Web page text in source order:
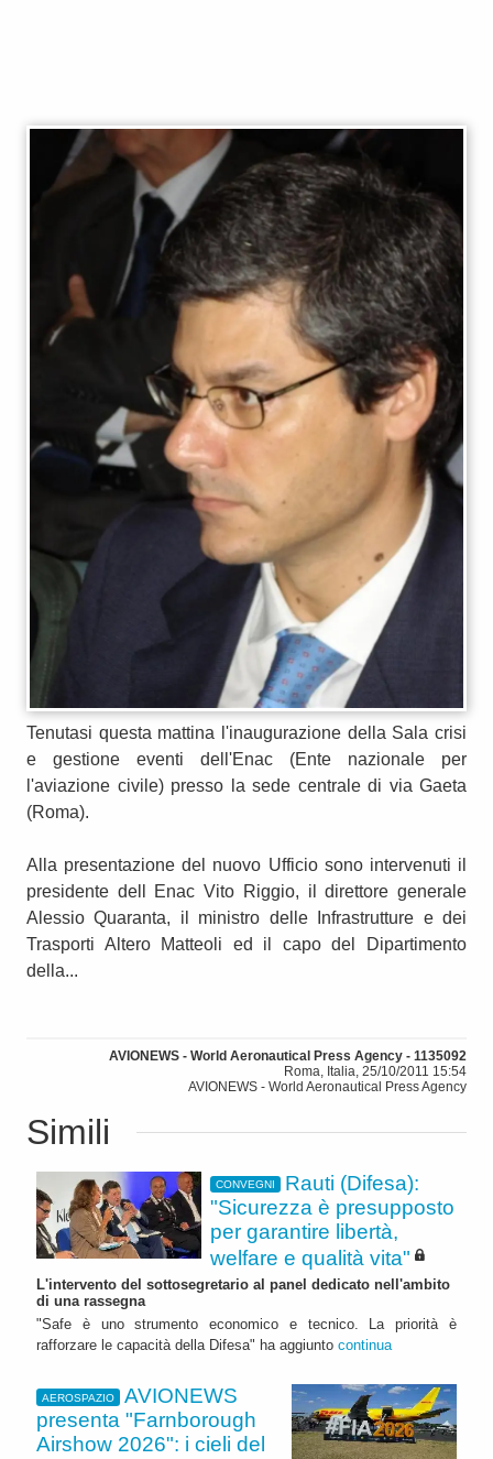
Tenutasi questa mattina l'inaugurazione della Sala crisi
e gestione eventi dell'Enac (Ente nazionale per
l'aviazione civile) presso la sede centrale di via Gaeta
(Roma).
Alla presentazione del nuovo Ufficio sono intervenuti il
presidente dell Enac Vito Riggio, il direttore generale
Alessio Quaranta, il ministro delle Infrastrutture e dei
Trasporti Altero Matteoli ed il capo del Dipartimento
della...
AVIONEWS - World Aeronautical Press Agency - 1135092
Roma, Italia, 25/10/2011 15:54
AVIONEWS - World Aeronautical Press Agency
Simili
CONVEGNI
Rauti (Difesa):
"Sicurezza è presupposto
per garantire libertà,
welfare e qualità vita"
L'intervento del sottosegretario al panel dedicato nell'ambito
di una rassegna
"Safe è uno strumento economico e tecnico. La priorità è
rafforzare le capacità della Difesa" ha aggiunto continua
AEROSPAZIO
AVIONEWS
presenta "Farnborough
Airshow 2026": i cieli del